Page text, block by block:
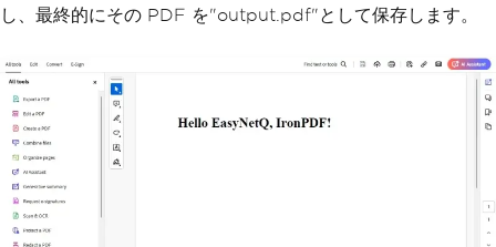
// Save the PDF as a file
し、最終的にその PDF を"output.pdf"として保存します。